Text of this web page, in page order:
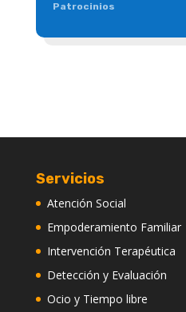
Patrocinios
Servicios
Atención Social
Empoderamiento Familiar
Intervención Terapéutica
Detección y Evaluación
Ocio y Tiempo libre